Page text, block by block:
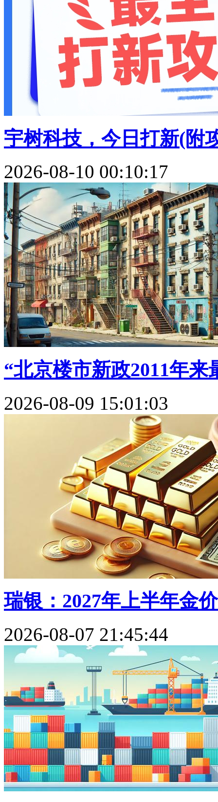
宇树科技，今日打新(附
2026-08-10 00:10:17
“北京楼市新政2011年来
2026-08-09 15:01:03
瑞银：2027年上半年金
2026-08-07 21:45:44